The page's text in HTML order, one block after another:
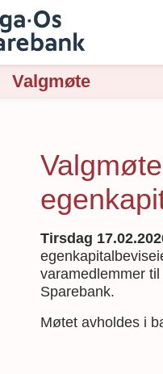
Valgmøte
Tirsdag
varamedlemmer
Sparebank.
Møtet avholdes i